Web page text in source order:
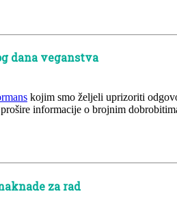
dana veganstva
kojim smo željeli uprizoriti
informacije o brojnim
za rad